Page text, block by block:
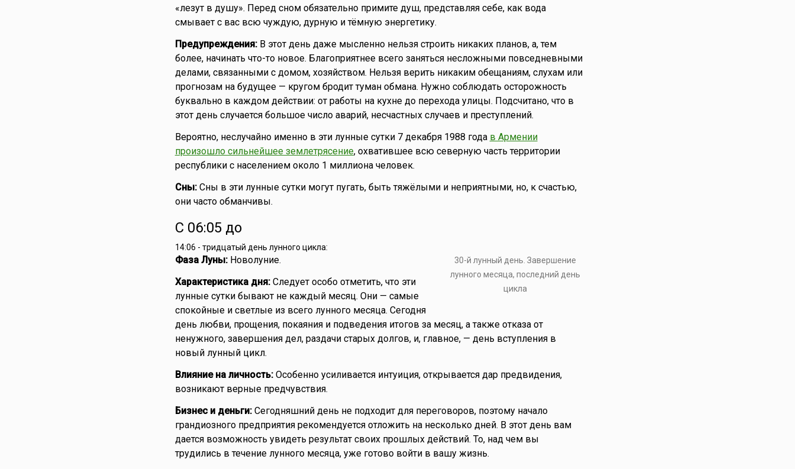
«лезут в душу». Перед сном обязательно примите душ, представляя себе, как вода
смывает с вас всю чуждую, дурную и тёмную энергетику.
Предупреждения:В этот день даже мысленно нельзя строить никаких планов, а, тем
более, начинать что-то новое. Благоприятнее всего заняться несложными повседневными
делами, связанными с домом, хозяйством. Нельзя верить никаким обещаниям, слухам или
прогнозам на будущее — кругом бродит туман обмана. Нужно соблюдать осторожность
буквально в каждом действии: от работы на кухне до перехода улицы. Подсчитано, что в
этот день случается большое число аварий, несчастных случаев и преступлений.
Вероятно, неслучайно именно в эти лунные сутки 7 декабря 1988 года в Армении
произошло сильнейшее землетрясение, охватившее всю северную часть территории
республики с населением около 1 миллиона человек.
Сны:Сны в эти лунные сутки могут пугать, быть тяжёлыми и неприятными, но, к счастью,
они часто обманчивы.
С 06:05 до
14:06 - тридцатый день лунного цикла:
30-й лунный день. Завершение
лунного месяца, последний день
цикла
Фаза Луны:Новолуние.
Характеристика дня:Следует особо отметить, что эти
лунные сутки бывают не каждый месяц. Они — самые
спокойные и светлые из всего лунного месяца. Сегодня
день любви, прощения, покаяния и подведения итогов за месяц, а также отказа от
ненужного, завершения дел, раздачи старых долгов, и, главное, — день вступления в
новый лунный цикл.
Влияние на личность:Особенно усиливается интуиция, открывается дар предвидения,
возникают верные предчувствия.
Бизнес и деньги:Сегодняшний день не подходит для переговоров, поэтому начало
грандиозного предприятия рекомендуется отложить на несколько дней. В этот день вам
дается возможность увидеть результат своих прошлых действий. То, над чем вы
трудились в течение лунного месяца, уже готово войти в вашу жизнь.